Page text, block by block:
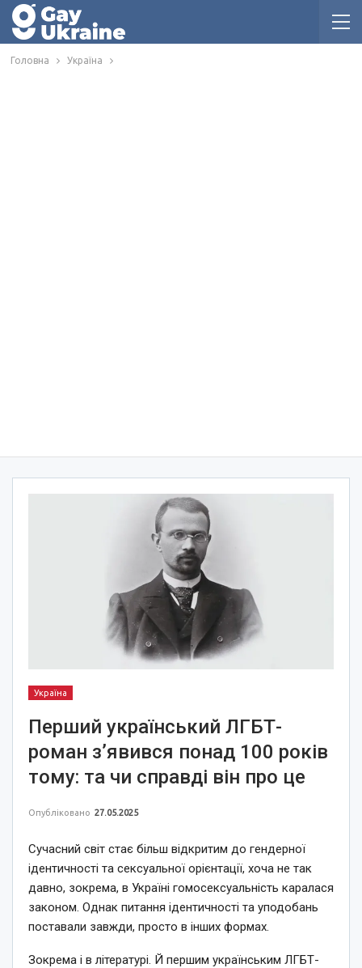
Головна Україна
Україна
Перший український ЛГБТ-
роман з’явився понад 100 років
тому: та чи справді він про це
Опубліковано 27.05.2025
Сучасний світ стає більш відкритим до гендерної
ідентичності та сексуальної орієнтації, хоча не так
давно, зокрема, в Україні гомосексуальність каралася
законом. Однак питання ідентичності та уподобань
поставали завжди, просто в інших формах.
Зокрема і в літературі. Й першим українським ЛГБТ-